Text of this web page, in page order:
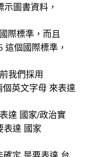
圖書資料，
際標準，而且
個國際標準，
我們採用
英文字母 來表達
達 國家/政治實
表達 國家